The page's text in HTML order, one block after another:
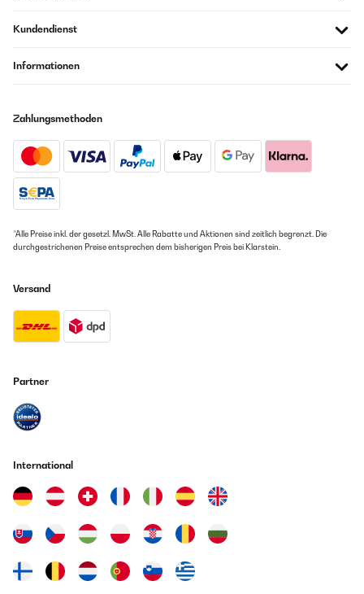
Kundendienst
Informationen
Zahlungsmethoden
*Alle Preise inkl. der gesetzl. MwSt. Alle Rabatte und Aktionen sind zeitlich begrenzt. Die
durchgestrichenen Preise entsprechen dem bisherigen Preis bei Klarstein.
Versand
Partner
International